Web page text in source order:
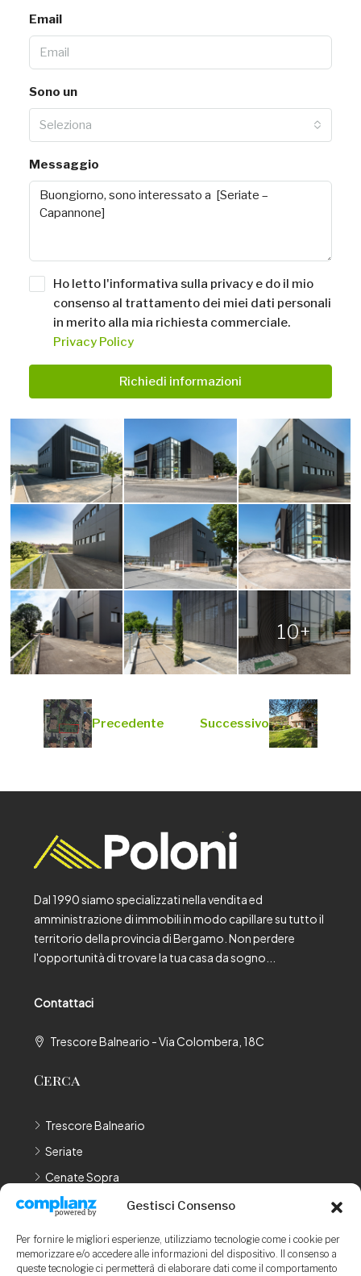
Gestisci Consenso
Per fornire le migliori esperienze, utilizziamo tecnologie come i cookie per
memorizzare e/o accedere alle informazioni del dispositivo. Il consenso a
queste tecnologie ci permetterà di elaborare dati come il comportamento
Email
Sono un
Seleziona
Messaggio
Ho letto l'informativa sulla privacy e do il mio
consenso al trattamento dei miei dati personali
in merito alla mia richiesta commerciale.
Privacy Policy
Richiedi informazioni
10+
Precedente Successivo
Dal 1990 siamo specializzati nella vendita ed
amministrazione di immobili in modo capillare su tutto il
territorio della provincia di Bergamo. Non perdere
l'opportunità di trovare la tua casa da sogno...
Contattaci
Trescore Balneario - Via Colombera, 18C
Cerca
Trescore Balneario
Seriate
Cenate Sopra
Cenate Sotto
LEGAL